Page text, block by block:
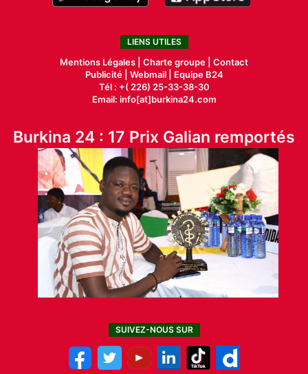
LIENS UTILES
Mentions Légales | Charte groupe | Contact
Publicité| Webmail |
Equipe B24
Tél : +( 226) 25-33-38-30
Email: info[at]burkina24.com
Burkina 24 : 17 Prix Galian remportés
SUIVEZ-NOUS SUR